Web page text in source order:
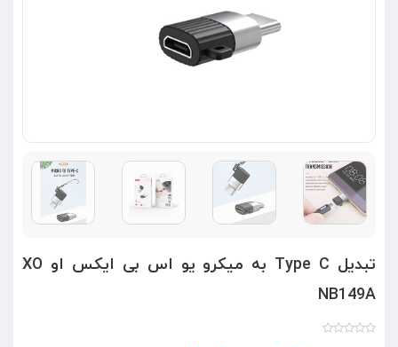
تبدیل Type C به میکرو یو اس بی ایکس او XO
NB149A